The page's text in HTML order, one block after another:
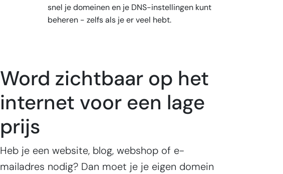
snel je domeinen en je DNS-instellingen kunt
beheren - zelfs als je er veel hebt.
Word zichtbaar op het
internet voor een lage
prijs
Heb je een website, blog, webshop of e-
mailadres nodig? Dan moet je je eigen domein